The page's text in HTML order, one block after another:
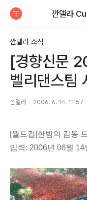
깐델라 소식
[경향신문
벨리댄스팀
깐델라 2006. 6. 14. 11:57
[월드컵]한밤의 감동
입력: 2006년 06월 14